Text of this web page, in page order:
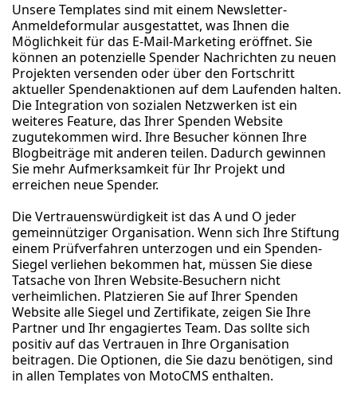
Unsere Templates sind mit einem Newsletter-
Anmeldeformular ausgestattet, was Ihnen die
Möglichkeit für das E-Mail-Marketing eröffnet. Sie
können an potenzielle Spender Nachrichten zu neuen
Projekten versenden oder über den Fortschritt
aktueller Spendenaktionen auf dem Laufenden halten.
Die Integration von sozialen Netzwerken ist ein
weiteres Feature, das Ihrer Spenden Website
zugutekommen wird. Ihre Besucher können Ihre
Blogbeiträge mit anderen teilen. Dadurch gewinnen
Sie mehr Aufmerksamkeit für Ihr Projekt und
erreichen neue Spender.
Die Vertrauenswürdigkeit ist das A und O jeder
gemeinnütziger Organisation. Wenn sich Ihre Stiftung
einem Prüfverfahren unterzogen und ein Spenden-
Siegel verliehen bekommen hat, müssen Sie diese
Tatsache von Ihren Website-Besuchern nicht
verheimlichen. Platzieren Sie auf Ihrer Spenden
Website alle Siegel und Zertifikate, zeigen Sie Ihre
Partner und Ihr engagiertes Team. Das sollte sich
positiv auf das Vertrauen in Ihre Organisation
beitragen. Die Optionen, die Sie dazu benötigen, sind
in allen Templates von MotoCMS enthalten.